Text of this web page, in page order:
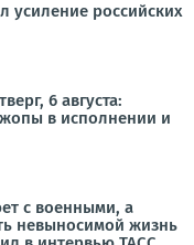
усиление российских
6 августа:
в исполнении и
с военными, а
невыносимой жизнь